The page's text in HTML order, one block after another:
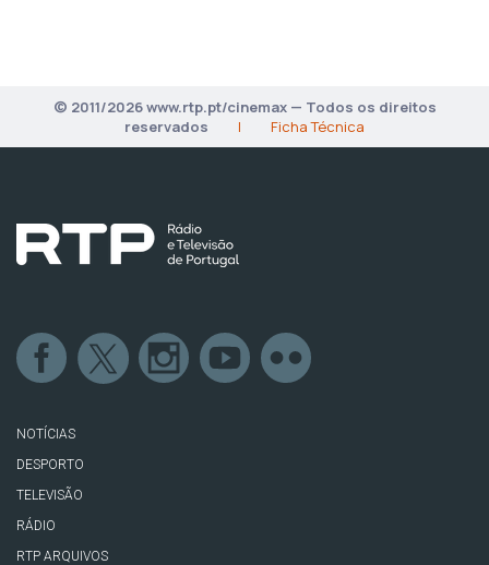
© 2011/2026 www.rtp.pt/cinemax — Todos os direitos
reservados
| Ficha Técnica
NOTÍCIAS
DESPORTO
TELEVISÃO
RÁDIO
RTP ARQUIVOS